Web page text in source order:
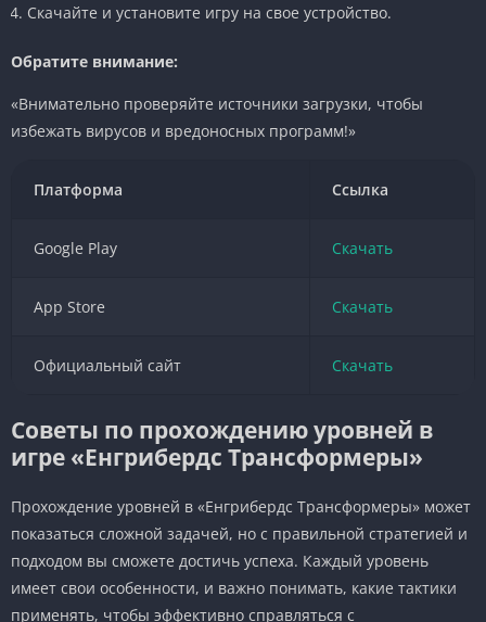
Скачайте и установите игру на свое устройство.
Обратите внимание:
«Внимательно проверяйте источники загрузки, чтобы
избежать вирусов и вредоносных программ!»
Платформа Ссылка
Google Play Скачать
App Store Скачать
Официальный сайт Скачать
Советы по прохождению уровней в
игре «Енгрибердс Трансформеры»
Прохождение уровней в «Енгрибердс Трансформеры» может
показаться сложной задачей, но с правильной стратегией и
подходом вы сможете достичь успеха. Каждый уровень
имеет свои особенности, и важно понимать, какие тактики
применять, чтобы эффективно справляться с